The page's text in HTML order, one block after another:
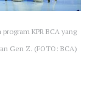
KPR BCA yang
Gen Z. (FOTO: BCA)